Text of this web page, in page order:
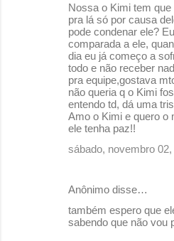
Nossa o Kimi tem
pra lá só por causa
pode condenar ele?
comparada a ele,
dia eu já começo a
todo e não receber
pra equipe,gostava
não queria q o Kimi
entendo td, dá uma
Amo o Kimi e quero o
ele tenha paz!!
sábado, novembro
Anônimo disse…
também espero que
sabendo que não vou